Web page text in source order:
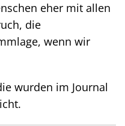
eher mit allen
die
wenn wir
wurden im Journal